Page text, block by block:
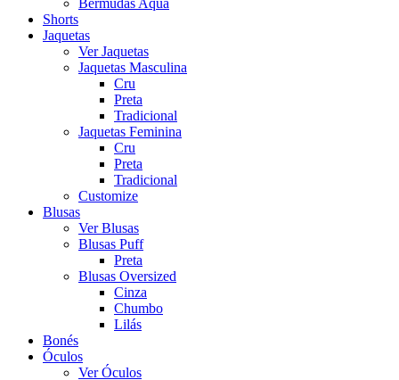
Bermudas Aqua
Shorts
Jaquetas
Ver Jaquetas
Jaquetas Masculina
Cru
Preta
Tradicional
Jaquetas Feminina
Cru
Preta
Tradicional
Customize
Blusas
Ver Blusas
Blusas Puff
Preta
Blusas Oversized
Cinza
Chumbo
Lilás
Bonés
Óculos
Ver Óculos